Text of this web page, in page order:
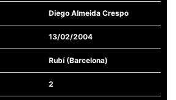
Diego Almeida Crespo
13/02/2004
Rubí (Barcelona)
2